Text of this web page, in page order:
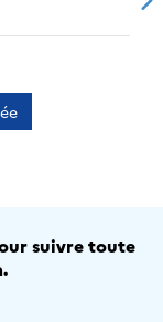
suivre toute